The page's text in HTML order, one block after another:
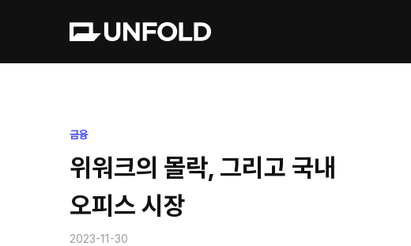
금융
위워크의 몰락, 그리고 국내
오피스 시장
2023-11-30